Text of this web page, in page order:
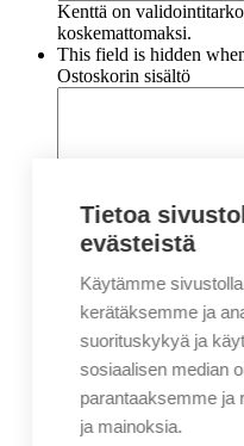
Kenttä on
koskemattomaksi.
This field is hidden
Ostoskorin sisältö
Nimi*
Sähköposti*
Tietoa
evästeistä
Käytämme
kerätäksemme ja
suorituskykyä ja
sosiaalisen median
parantaaksemme ja
ja mainoksia.